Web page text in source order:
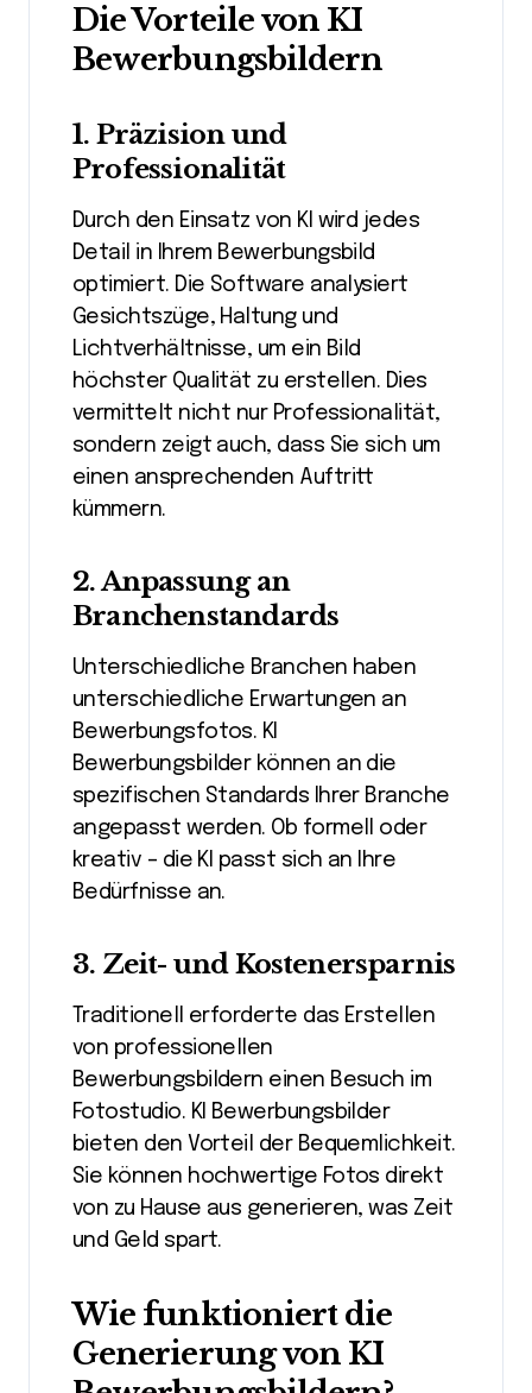
Die Vorteile von KI
Bewerbungsbildern
1. Präzision und
Professionalität
Durch den Einsatz von KI wird jedes
Detail in Ihrem Bewerbungsbild
optimiert. Die Software analysiert
Gesichtszüge, Haltung und
Lichtverhältnisse, um ein Bild
höchster Qualität zu erstellen. Dies
vermittelt nicht nur Professionalität,
sondern zeigt auch, dass Sie sich um
einen ansprechenden Auftritt
kümmern.
2.Anpassung an
Branchenstandards
Unterschiedliche Branchen haben
unterschiedliche Erwartungen an
Bewerbungsfotos. KI
Bewerbungsbilder können an die
spezifischen Standards Ihrer Branche
angepasst werden. Ob formell oder
kreativ – die KI passt sich an Ihre
Bedürfnisse an.
3. Zeit- und Kostenersparnis
Traditionell erforderte das Erstellen
von professionellen
Bewerbungsbildern einen Besuch im
Fotostudio. KI Bewerbungsbilder
bieten den Vorteil der Bequemlichkeit.
Sie können hochwertige Fotos direkt
von zu Hause aus generieren, was Zeit
und Geld spart.
Wie funktioniert die
Generierung von KI